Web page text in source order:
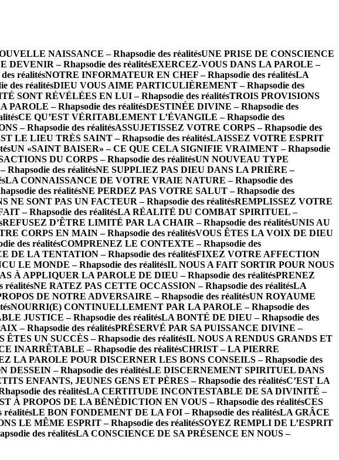
NAISSANCE – Rhapsodie des réalitésUNE PRISE DE CONSCIENCE
DEVENIR – Rhapsodie des réalitésEXERCEZ-VOUS DANS LA PAROLE –
réalitésNOTRE INFORMATEUR EN CHEF – Rhapsodie des réalitésLA
des réalitésDIEU VOUS AIME PARTICULIÈREMENT – Rhapsodie des
SONT RÉVÉLÉES EN LUI – Rhapsodie des réalitésTROIS PROVISIONS
– Rhapsodie des réalitésDESTINÉE DIVINE – Rhapsodie des
CE QU’EST VÉRITABLEMENT L’ÉVANGILE – Rhapsodie des
– Rhapsodie des réalitésASSUJETISSEZ VOTRE CORPS – Rhapsodie des
LE LIEU TRÈS SAINT – Rhapsodie des réalitésLAISSEZ VOTRE ESPRIT
UN «SAINT BAISER» – CE QUE CELA SIGNIFIE VRAIMENT – Rhapsodie
DU CORPS – Rhapsodie des réalitésUN NOUVEAU TYPE
des réalitésNE SUPPLIEZ PAS DIEU DANS LA PRIÈRE –
LA CONNAISSANCE DE VOTRE VRAIE NATURE – Rhapsodie des
des réalitésNE PERDEZ PAS VOTRE SALUT – Rhapsodie des
NE SONT PAS UN FACTEUR – Rhapsodie des réalitésREMPLISSEZ VOTRE
– Rhapsodie des réalitésLA RÉALITÉ DU COMBAT SPIRITUEL –
REFUSEZ D’ÊTRE LIMITÉ PAR LA CHAIR – Rhapsodie des réalitésUNIS AU
CORPS EN MAIN – Rhapsodie des réalitésVOUS ÊTES LA VOIX DE DIEU
des réalitésCOMPRENEZ LE CONTEXTE – Rhapsodie des
DE LA TENTATION – Rhapsodie des réalitésFIXEZ VOTRE AFFECTION
LE MONDE – Rhapsodie des réalitésIL NOUS A FAIT SORTIR POUR NOUS
À APPLIQUER LA PAROLE DE DIEU – Rhapsodie des réalitésPRENEZ
réalitésNE RATEZ PAS CETTE OCCASSION – Rhapsodie des réalitésLA
DE NOTRE ADVERSAIRE – Rhapsodie des réalitésUN ROYAUME
NOURRI(E) CONTINUELLEMENT PAR LA PAROLE – Rhapsodie des
JUSTICE – Rhapsodie des réalitésLA BONTÉ DE DIEU – Rhapsodie des
– Rhapsodie des réalitésPRÉSERVÉ PAR SA PUISSANCE DIVINE –
ÊTES UN SUCCÈS – Rhapsodie des réalitésIL NOUS A RENDUS GRANDS ET
INARRÊTABLE – Rhapsodie des réalitésCHRIST – LA PIERRE
LA PAROLE POUR DISCERNER LES BONS CONSEILS – Rhapsodie des
DESSEIN – Rhapsodie des réalitésLE DISCERNEMENT SPIRITUEL DANS
ENFANTS, JEUNES GENS ET PÈRES – Rhapsodie des réalitésC’EST LA
des réalitésLA CERTITUDE INCONTESTABLE DE SA DIVINITÉ –
À PROPOS DE LA BÉNÉDICTION EN VOUS – Rhapsodie des réalitésCES
réalitésLE BON FONDEMENT DE LA FOI – Rhapsodie des réalitésLA GRÂCE
LE MÊME ESPRIT – Rhapsodie des réalitésSOYEZ REMPLI DE L’ESPRIT
des réalitésLA CONSCIENCE DE SA PRÉSENCE EN NOUS –